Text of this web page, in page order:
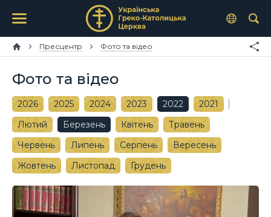
Пресцентр Фото та відео
Фото та відео
2026 2025 2024 2023 2022
2021
Лютий
Березень Квітень
Травень
Червень
Липень Серпень
Вересень
Жовтень
Листопад Грудень